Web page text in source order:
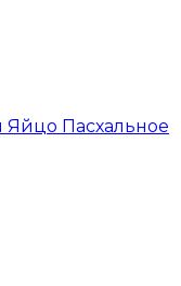
Пасхальное